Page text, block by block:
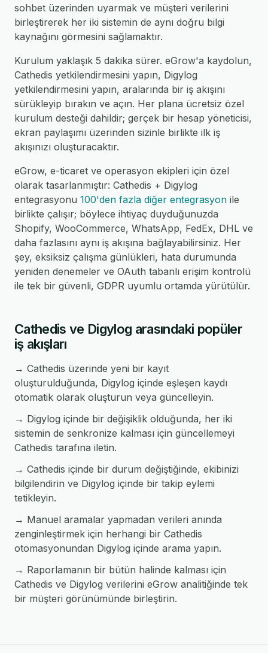
sohbet üzerinden uyarmak ve müşteri verilerini
birleştirerek her iki sistemin de aynı doğru bilgi
kaynağını görmesini sağlamaktır.
Kurulum yaklaşık 5 dakika sürer. eGrow'a kaydolun,
Cathedis yetkilendirmesini yapın, Digylog
yetkilendirmesini yapın, aralarında bir iş akışını
sürükleyip bırakın ve açın. Her plana ücretsiz özel
kurulum desteği dahildir; gerçek bir hesap yöneticisi,
ekran paylaşımı üzerinden sizinle birlikte ilk iş
akışınızı oluşturacaktır.
eGrow, e-ticaret ve operasyon ekipleri için özel
olarak tasarlanmıştır: Cathedis + Digylog
entegrasyonu 100'den fazla diğer entegrasyon ile
birlikte çalışır; böylece ihtiyaç duyduğunuzda
Shopify, WooCommerce, WhatsApp, FedEx, DHL ve
daha fazlasını aynı iş akışına bağlayabilirsiniz. Her
şey, eksiksiz çalışma günlükleri, hata durumunda
yeniden denemeler ve OAuth tabanlı erişim kontrolü
ile tek bir güvenli, GDPR uyumlu ortamda yürütülür.
Cathedis ve Digylog arasındaki popüler
iş akışları
→ Cathedis üzerinde yeni bir kayıt
oluşturulduğunda, Digylog içinde eşleşen kaydı
otomatik olarak oluşturun veya güncelleyin.
→ Digylog içinde bir değişiklik olduğunda, her iki
sistemin de senkronize kalması için güncellemeyi
Cathedis tarafına iletin.
→ Cathedis içinde bir durum değiştiğinde, ekibinizi
bilgilendirin ve Digylog içinde bir takip eylemi
tetikleyin.
→ Manuel aramalar yapmadan verileri anında
zenginleştirmek için herhangi bir Cathedis
otomasyonundan Digylog içinde arama yapın.
→ Raporlamanın bir bütün halinde kalması için
Cathedis ve Digylog verilerini eGrow analitiğinde tek
bir müşteri görünümünde birleştirin.